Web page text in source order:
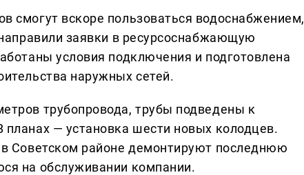
смогут вскоре пользоваться водоснабжением,
заявки в ресурсоснабжающую
условия подключения и подготовлена
наружных сетей.
трубопровода, трубы подведены к
— установка шести новых колодцев.
Советском районе демонтируют последнюю
на обслуживании компании.